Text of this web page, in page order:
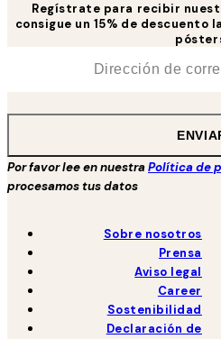
Regístrate para recibir
consigue un 15% de descuento
Por favor lee en nuestraPolítica de
procesamos tus datos
Sobre nosotros
Prensa
Aviso legal
Career
Sostenibilidad
Declaración de